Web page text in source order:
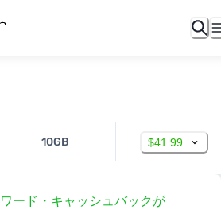
10GB $41.99
ード・キャッシュバックが